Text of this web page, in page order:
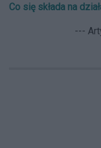
Co się składa na
---